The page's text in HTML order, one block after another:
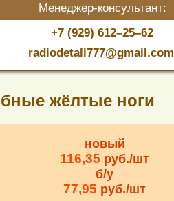
Менеджер-консультант:
+7 (929) 612–25–62
radiodetali777@gmail.com
жёлтые ноги
новый
116,35 руб./шт
б/у
77,95 руб./шт